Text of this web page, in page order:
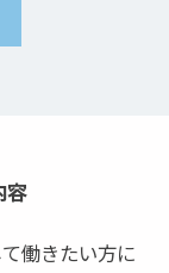
容
働きたい方に